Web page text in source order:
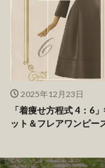
2025年12月23日
「着痩せ方程式 4：6
ット＆フレアワンピー
神戸から「美しさ」を"